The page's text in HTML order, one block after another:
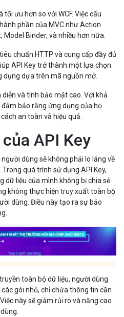
ưu hơn so với WCF. Việc cấu
phần của MVC như Action
Model Binder, và nhiều hơn nữa.
chuẩn HTTP và cung cấp đầy đủ
API Key trở thành một lựa chọn
dụng dựa trên mã nguồn mở.
và tính bảo mật cao. Với khả
bảo rằng ứng dụng của họ
an toàn và hiệu quả.
API Key
dùng sẽ không phải lo lắng về
quá trình sử dụng API Key,
dữ liệu của mình không bị chia sẻ
không thực hiện truy xuất toàn bộ
dùng. Điều này tạo ra sự bảo
toàn bộ dữ liệu, người dùng
gói nhỏ, chỉ chứa thông tin cần
này sẽ giảm rủi ro và năng cao